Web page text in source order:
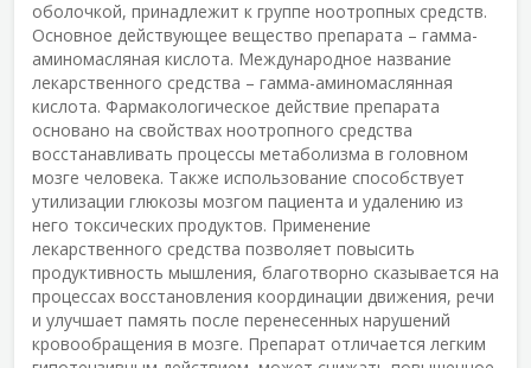
оболочкой, принадлежит к группе ноотропных средств.
Основное действующее вещество препарата – гамма-
аминомасляная кислота. Международное название
лекарственного средства – гамма-аминомаслянная
кислота. Фармакологическое действие препарата
основано на свойствах ноотропного средства
восстанавливать процессы метаболизма в головном
мозге человека. Также использование способствует
утилизации глюкозы мозгом пациента и удалению из
него токсических продуктов. Применение
лекарственного средства позволяет повысить
продуктивность мышления, благотворно сказывается на
процессах восстановления координации движения, речи
и улучшает память после перенесенных нарушений
кровообращения в мозге. Препарат отличается легким